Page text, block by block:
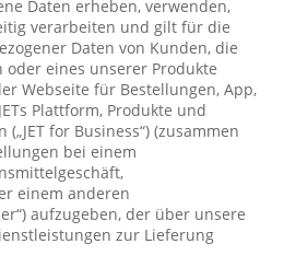
Daten erheben, verwenden,
verarbeiten und gilt für die
Daten von Kunden, die
eines unserer Produkte
Webseite für Bestellungen, App,
Plattform, Produkte und
for Business“) (zusammen
bei einem
einem anderen
aufzugeben, der über unsere
zur Lieferung